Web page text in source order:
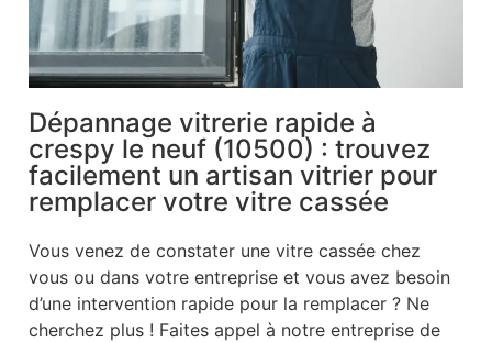
Dépannage vitrerie rapide à
crespy le neuf (10500) : trouvez
facilement un artisan vitrier pour
remplacer votre vitre cassée
Vous venez de constater une vitre cassée chez
vous ou dans votre entreprise et vous avez besoin
d’une intervention rapide pour la remplacer ? Ne
cherchez plus ! Faites appel à notre entreprise de